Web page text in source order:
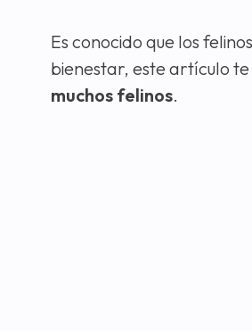
Es conocido que los
bienestar, este artículo
muchos felinos.